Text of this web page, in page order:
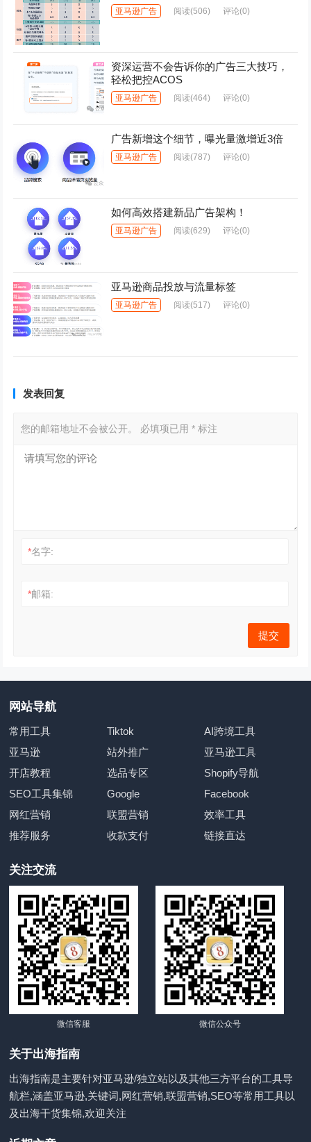
亚马逊广告 阅读(506) 评论(0)
资深运营不会告诉你的广告三大技巧，
轻松把控ACOS
亚马逊广告 阅读(464) 评论(0)
广告新增这个细节，曝光量激增近3倍
亚马逊广告 阅读(787) 评论(0)
如何高效搭建新品广告架构！
亚马逊广告 阅读(629) 评论(0)
亚马逊商品投放与流量标签
亚马逊广告 阅读(517) 评论(0)
发表回复
您的邮箱地址不会被公开。 必填项已用* 标注
*名字:
*邮箱:
网站导航
常用工具 Tiktok
AI跨境工具
亚马逊
站外推广
亚马逊工具
开店教程
选品专区
Shopify导航
SEO工具集锦
Google
Facebook
网红营销
联盟营销
效率工具
推荐服务
收款支付 链接直达
关注交流
微信客服 微信公众号
关于出海指南
出海指南是主要针对亚马逊/独立站以及其他三方平台的工具导
航栏,涵盖亚马逊,关键词,网红营销,联盟营销,SEO等常用工具以
及出海干货集锦,欢迎关注